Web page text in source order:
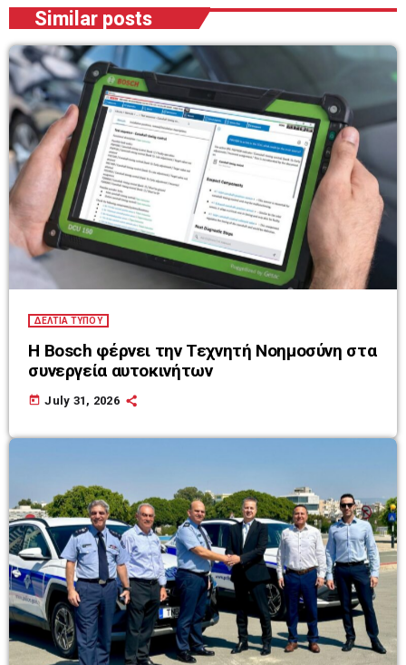
Similar posts
ΔΕΛΤΙΑ ΤΥΠΟΥ
Η Bosch φέρνει την Τεχνητή Νοημοσύνη στα
συνεργεία αυτοκινήτων
today July 31, 2026